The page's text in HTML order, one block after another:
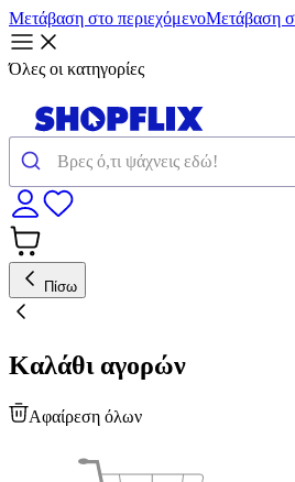
Μετάβαση στο περιεχόμενοΜετάβαση
Όλες οι κατηγορίες
Πίσω
Καλάθι αγορών
Αφαίρεση όλων